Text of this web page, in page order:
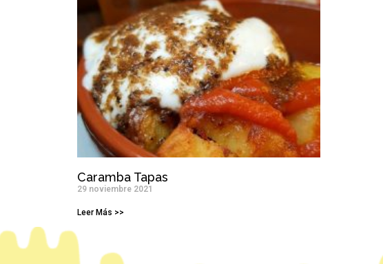
Caramba Tapas
29 noviembre 2021
Leer Más >>